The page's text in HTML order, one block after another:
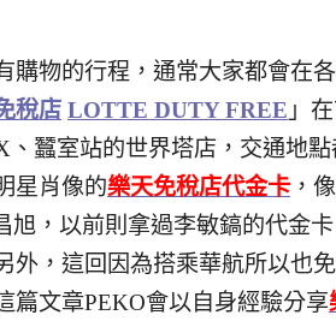
購物的行程，通常大家都會在
稅店 LOTTE DUTY FREE 」
、蠶室站的世界塔店，交通地
星肖像的樂天免稅店代金卡 ，
旭，以前則拿過李敏鎬的代金
外，這回因為搭乘華航所以也
篇文章PEKO會以自身經驗分享